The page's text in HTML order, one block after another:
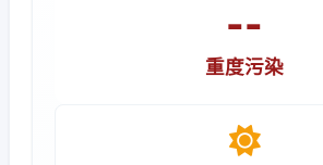
--
重度污染